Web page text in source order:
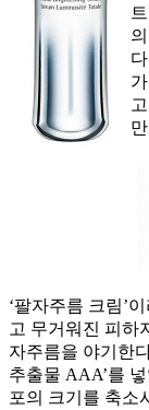
‘팔자주름 크림’
고 무거워진 피하
자주름을 야기한
추출물 AAA’를
포의 크기를 축소